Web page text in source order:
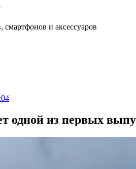
и аксессуаров
одной из первых